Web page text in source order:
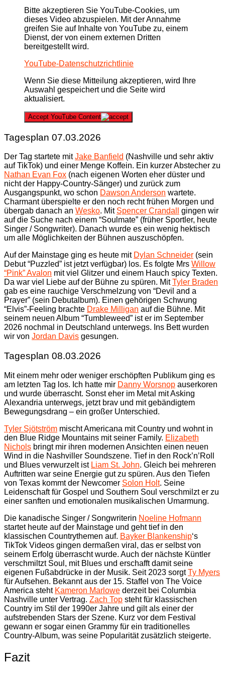
Bitte akzeptieren Sie YouTube-Cookies, um
dieses Video abzuspielen. Mit der Annahme
greifen Sie auf Inhalte von YouTube zu, einem
Dienst, der von einem externen Dritten
bereitgestellt wird.
YouTube-Datenschutzrichtlinie
Wenn Sie diese Mitteilung akzeptieren, wird Ihre
Auswahl gespeichert und die Seite wird
aktualisiert.
Accept YouTube Content
Tagesplan 07.03.2026
Der Tag startete mitJake Banfield (Nashville und sehr aktiv
auf TikTok) und einer Menge Koffein. Ein kurzer Abstecher zu
Nathan Evan Fox (nach eigenen Worten eher düster und
nicht der Happy-Country-Sänger) und zurück zum
Ausgangspunkt, wo schon Dawson Anderson wartete.
Charmant überspielte er den noch recht frühen Morgen und
übergab danach an Wesko. Mit Spencer Crandall
gingen wir
auf die Suche nach einem “Soulmate” (früher Sportler, heute
Singer / Songwriter). Danach wurde es ein wenig hektisch
um alle Möglichkeiten der Bühnen auszuschöpfen.
Auf der Mainstage ging es heute mit Dylan Schneider (sein
Debut “Puzzled” ist jetzt verfügbar) los. Es folgte Mrs Willow
“Pink” Avalon mit viel Glitzer und einem Hauch spicy Texten.
Da war viel Liebe auf der Bühne zu spüren. MitTyler Braden
gab es eine rauchige Verschmelzung von “Devil and a
Prayer” (sein Debutalbum). Einen gehörigen Schwung
“Elvis”-Feeling brachte Drake Milligan auf die Bühne. Mit
seinem neuen Album “Tumbleweed” ist er im September
2026 nochmal in Deutschland unterwegs. Ins Bett wurden
wir von Jordan Davis gesungen.
Tagesplan 08.03.2026
Mit einem mehr oder weniger erschöpften Publikum ging es
am letzten Tag los. Ich hatte mir Danny Worsnop auserkoren
und wurde überrascht. Sonst eher im Metal mit Asking
Alexandria unterwegs, jetzt brav und mit gebändigtem
Bewegungsdrang – ein großer Unterschied.
Tyler Sjötström mischt Americana mit Country und wohnt in
den Blue Ridge Mountains mit seiner Family. Elizabeth
Nichols bringt mir ihren modernen Ansichten einen neuen
Wind in die Nashviller Soundszene. Tief in den Rock’n’Roll
und Blues verwurzelt ist Liam St. John. Gleich bei mehreren
Auftritten war seine Energie gut zu spüren. Aus den Tiefen
von Texas kommt der Newcomer Solon Holt. Seine
Leidenschaft für Gospel und Southern Soul verschmilzt er zu
einer sanften und emotionalen musikalischen Umarmung.
Die kanadische Singer / Songwriterin Noeline Hofmann
startet heute auf der Mainstage und geht tief in den
klassischen Countrythemen auf. Bayker Blankenship‘s
TikTok Videos gingen dermaßen viral, das er selbst von
seinem Erfolg überrascht wurde. Auch der nächste Küntler
verschmiltzt Soul, mit Blues und erschafft damit seine
eigenen Fußabdrücke in der Musik. Seit 2023 sorgtTy Myers
für Aufsehen. Bekannt aus der 15. Staffel von The Voice
America steht Kameron Marlowe derzeit bei Columbia
Nashville unter Vertrag. Zach Top steht für klassischen
Country im Stil der 1990er Jahre und gilt als einer der
aufstrebenden Stars der Szene. Kurz vor dem Festival
gewann er sogar einen Grammy für ein traditionelles
Country-Album, was seine Popularität zusätzlich steigerte.
Fazit